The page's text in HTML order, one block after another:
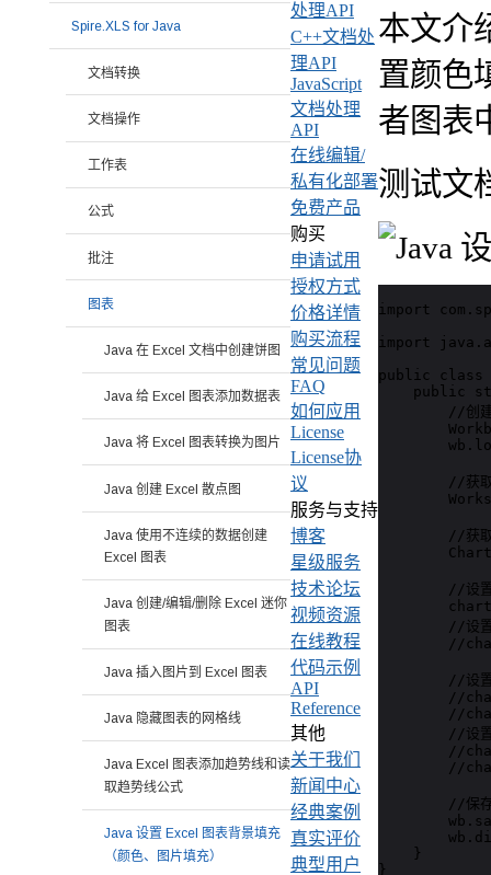
本文介
置颜色
者图表
测试文
import
import
public class
public
//创建
//获
//获
//设置
//设置
//
//设置
//
//
//设置
//
//
//保
    }
}
Spire.XLS for Java
文档转换
文档操作
工作表
公式
批注
图表
Java 在 Excel 文档中创建饼图
Java 给 Excel 图表添加数据表
Java 将 Excel 图表转换为图片
Java 创建 Excel 散点图
Java 使用不连续的数据创建
Excel 图表
Java 创建/编辑/删除 Excel 迷你
图表
Java 插入图片到 Excel 图表
Java 隐藏图表的网格线
Java Excel 图表添加趋势线和读
取趋势线公式
Java 设置 Excel 图表背景填充
（颜色、图片填充）
处理API
C++文档处
理API
JavaScript
文档处理
API
在线编辑/
私有化部署
免费产品
购买
申请试用
授权方式
价格详情
购买流程
常见问题
FAQ
如何应用
License
License协
议
服务与支持
博客
星级服务
技术论坛
视频资源
在线教程
代码示例
API
Reference
其他
关于我们
新闻中心
经典案例
真实评价
典型用户